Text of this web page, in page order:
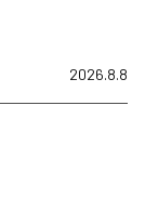
2026.8.8